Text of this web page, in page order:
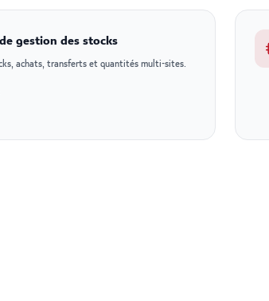
gestion des stocks
achats, transferts et quantités multi-sites.